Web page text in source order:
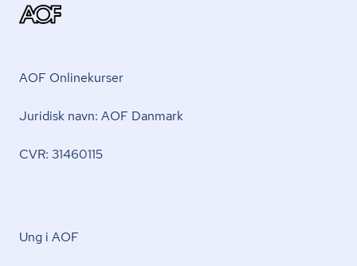
AOF Onlinekurser
Juridisk navn: AOF Danmark
CVR: 31460115
Ung i AOF